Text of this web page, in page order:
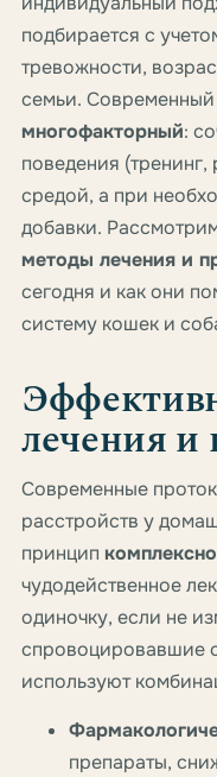
подбирается с
тревожности,
семьи. Современный
многофакторный:
поведения
средой, а при
добавки.
методы лечения и
сегодня и как они
систему кошек и
лечения
Современные
расстройств у
принцип
чудодейственное
одиночку, если не
спровоцировавшие
используют
препараты,